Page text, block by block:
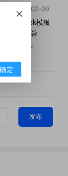
2022-02-09
模板
会做许多尝
注意的。
发布
确定